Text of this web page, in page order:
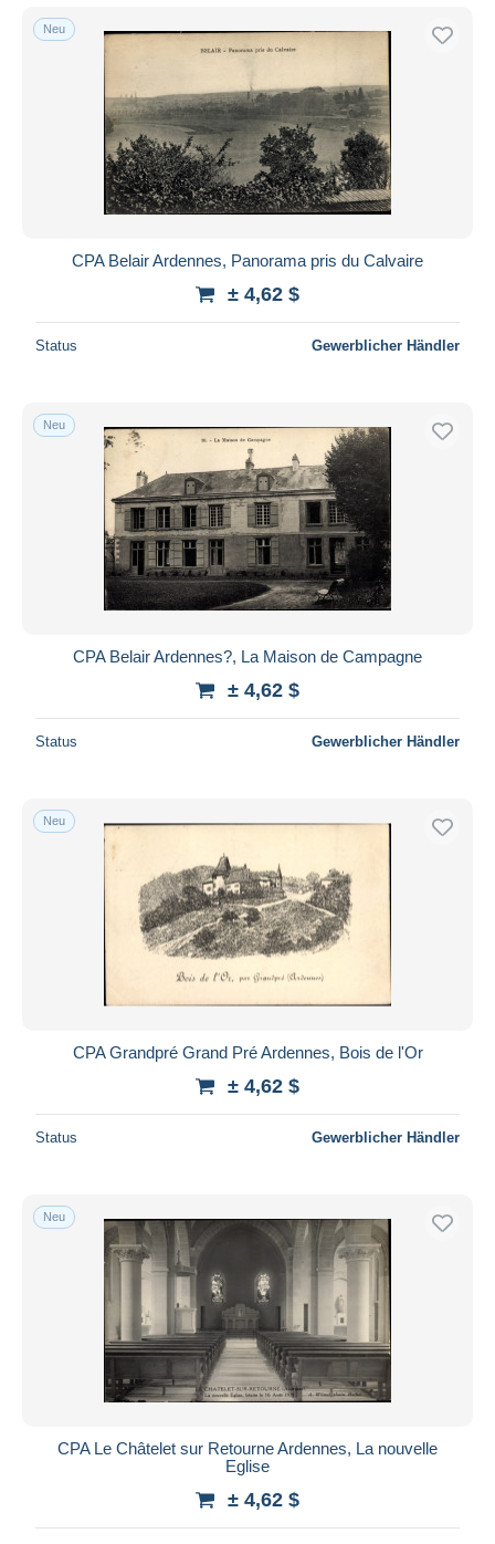
Neu
CPA Belair Ardennes, Panorama pris du Calvaire
± 4,62 $
Status Gewerblicher Händler
Neu
CPA Belair Ardennes?, La Maison de Campagne
± 4,62 $
Status Gewerblicher Händler
Neu
CPA Grandpré Grand Pré Ardennes, Bois de l'Or
± 4,62 $
Status Gewerblicher Händler
Neu
CPA Le Châtelet sur Retourne Ardennes, La nouvelle
Eglise
± 4,62 $